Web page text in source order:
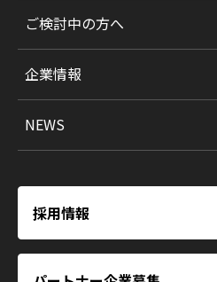
ご検討中の方へ
企業情報
NEWS
採用情報